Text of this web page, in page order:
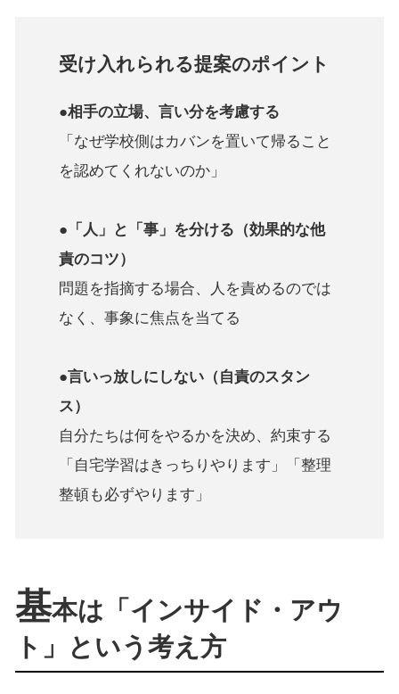
受け入れられる提案のポイント
●相手の立場、言い分を考慮する
「なぜ学校側はカバンを置いて帰ること
を認めてくれないのか」
●「人」と「事」を分ける（効果的な他
責のコツ）
問題を指摘する場合、人を責めるのでは
なく、事象に焦点を当てる
●言いっ放しにしない（自責のスタン
ス）
自分たちは何をやるかを決め、約束する
「自宅学習はきっちりやります」「整理
整頓も必ずやります」
基本は「インサイド・アウ
ト」という考え方